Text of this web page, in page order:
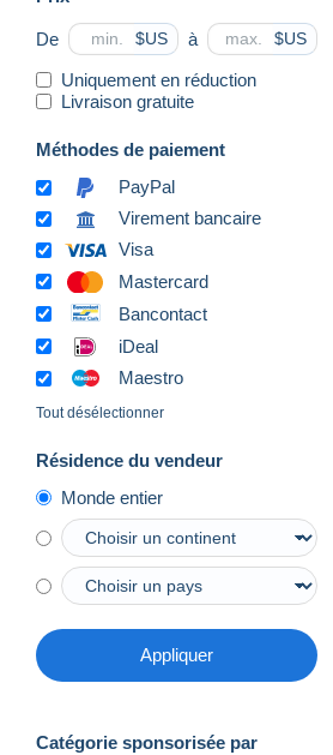
De $US à $US
Uniquement en réduction
Livraison gratuite
Méthodes de paiement
PayPal
Virement bancaire
Visa
Mastercard
Bancontact
iDeal
Maestro
Tout désélectionner
Résidence du vendeur
Monde entier
Appliquer
Catégorie sponsorisée par